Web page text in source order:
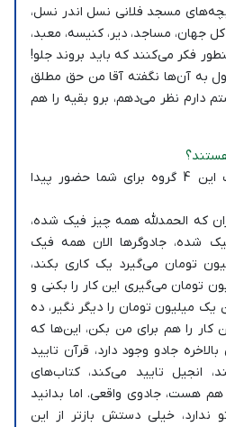
مسجد فلانی نسل اندر نسل،
کل جهان، مساجد، دیر، کنیسه، معبد،
فکر می‌کنند که باید بروند جلو!
به آن‌ها نگفته آقا من حق مطلق
نظر می‌دهم، برو بقیه را هم
حالا شیاطین انس در قالب این 4 گروه برای شما حضور پیدا
که الحمدلله همه چیز فیک شده،
شده، جادوگرها الان همه فیک
تومان می‌گیرد یک کاری بکند،
تومان می‌گیری این کار را بکنی و
یک میلیون تومان را دیگر نگیر، ده
کار را هم برای من بکن، این‌ها که
جادو وجود دارد، قرآن تایید
انجیل تایید می‌کند، کتاب‌های
هم هست، جادوی واقعی. اما بدانید
ندارد، خیلی دستش بازتر از این